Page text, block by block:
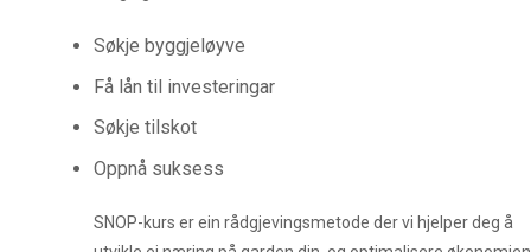
Søkje byggjeløyve
Få lån til investeringar
Søkje tilskot
Oppnå suksess
SNOP-kurs er ein rådgjevingsmetode der vi hjelper deg å